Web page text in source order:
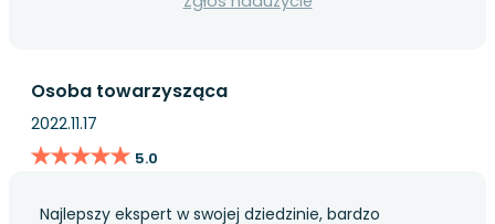
Osoba towarzysząca
2022.11.17
★★★★★
★★★★★ 5.0
Najlepszy ekspert w swojej dziedzinie, bardzo